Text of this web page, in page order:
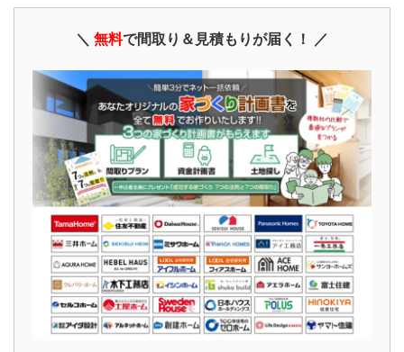
＼ 無料で間取り＆見積もりが届く！ ／